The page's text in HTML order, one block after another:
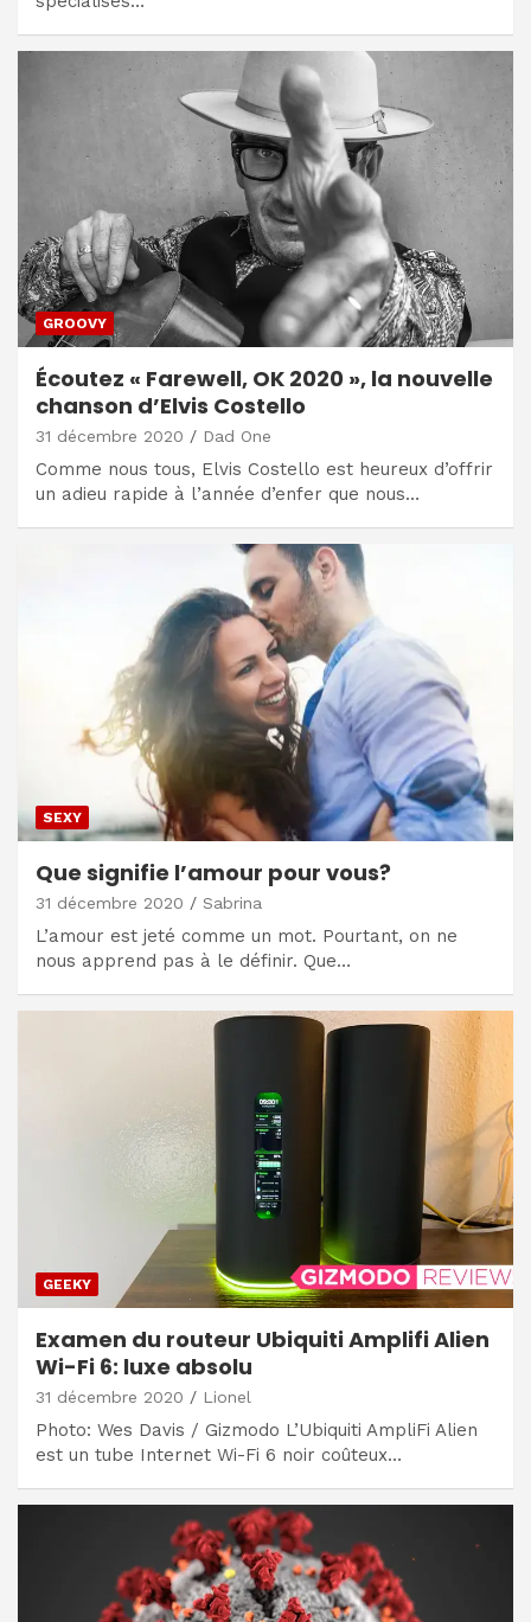
GROOVY
Écoutez « Farewell, OK 2020 », la nouvelle
chanson d’Elvis Costello
31 décembre 2020 Dad One
Comme nous tous, Elvis Costello est heureux d’offrir
un adieu rapide à l’année d’enfer que nous…
SEXY
Que signifie l’amour pour vous?
31 décembre 2020 Sabrina
L’amour est jeté comme un mot. Pourtant, on ne
nous apprend pas à le définir. Que…
GEEKY
Examen du routeur Ubiquiti Amplifi Alien
Wi-Fi 6: luxe absolu
31 décembre 2020 Lionel
Photo: Wes Davis / Gizmodo L’Ubiquiti AmpliFi Alien
est un tube Internet Wi-Fi 6 noir coûteux…